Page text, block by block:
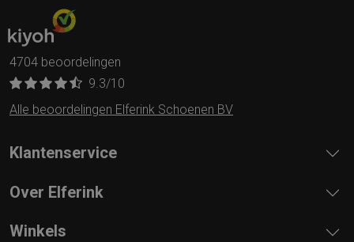
4704 beoordelingen
9.3/10
Alle beoordelingen Elferink Schoenen BV
Klantenservice
Over Elferink
Winkels